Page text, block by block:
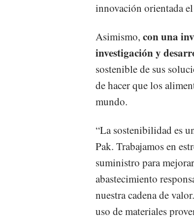
innovación orientada
Asimismo, con una
investigación y
sostenible de sus
de hacer que los
mundo.
“La sostenibilidad es
Pak. Trabajamos en
suministro para
abastecimiento
nuestra cadena de
uso de materiales